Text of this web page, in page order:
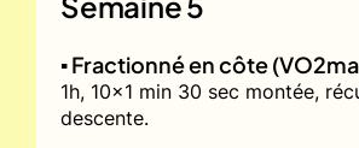
▪️ Fractionné en côte
1h, 10x1 min 30 sec montée,
descente.